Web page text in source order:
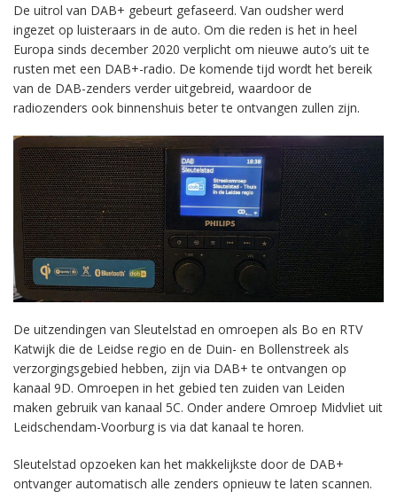
De uitrol van DAB+ gebeurt gefaseerd. Van oudsher werd
ingezet op luisteraars in de auto. Om die reden is het in heel
Europa sinds december 2020 verplicht om nieuwe auto’s uit te
rusten met een DAB+-radio. De komende tijd wordt het bereik
van de DAB-zenders verder uitgebreid, waardoor de
radiozenders ook binnenshuis beter te ontvangen zullen zijn.
De uitzendingen van Sleutelstad en omroepen als Bo en RTV
Katwijk die de Leidse regio en de Duin- en Bollenstreek als
verzorgingsgebied hebben, zijn via DAB+ te ontvangen op
kanaal 9D. Omroepen in het gebied ten zuiden van Leiden
maken gebruik van kanaal 5C. Onder andere Omroep Midvliet uit
Leidschendam-Voorburg is via dat kanaal te horen.
Sleutelstad opzoeken kan het makkelijkste door de DAB+
ontvanger automatisch alle zenders opnieuw te laten scannen.